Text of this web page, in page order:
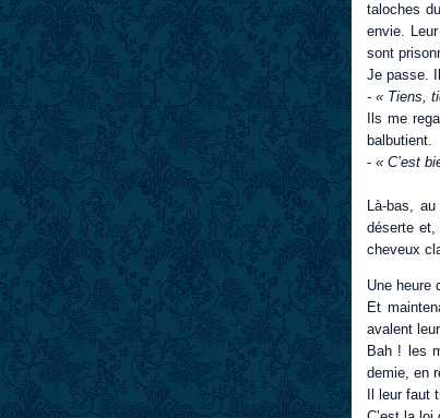
taloches
envie.
sont
Je passe.
- « Tiens,
Ils me
balbutient.
- « C’est
Là-bas,
déserte
cheveux
Une heure
Et
avalent
Bah ! les
demie, en
Il leur